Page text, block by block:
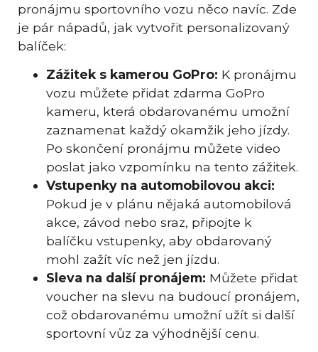
pronájmu sportovního vozu něco navíc. Zde
je pár nápadů, jak vytvořit personalizovaný
balíček:
Zážitek s kamerou GoPro: K pronájmu
vozu můžete přidat zdarma GoPro
kameru, která obdarovanému umožní
zaznamenat každý okamžik jeho jízdy.
Po skončení pronájmu můžete video
poslat jako vzpomínku na tento zážitek.
Vstupenky na automobilovou akci:
Pokud je v plánu nějaká automobilová
akce, závod nebo sraz, připojte k
balíčku vstupenky, aby obdarovaný
mohl zažít víc než jen jízdu.
Sleva na další pronájem: Můžete přidat
voucher na slevu na budoucí pronájem,
což obdarovanému umožní užít si další
sportovní vůz za výhodnější cenu.